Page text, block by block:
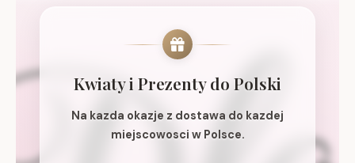
Kwiaty i Prezenty do Polski
Na kazda okazje z dostawa do kazdej
miejscowosci w Polsce.